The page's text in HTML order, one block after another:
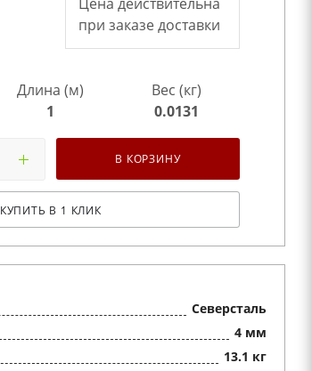
при заказе доставки
Длина (м)
1
Вес (кг)
0.0131
В КОРЗИНУ
КУПИТЬ В 1 КЛИК
Северсталь
4 мм
13.1 кг